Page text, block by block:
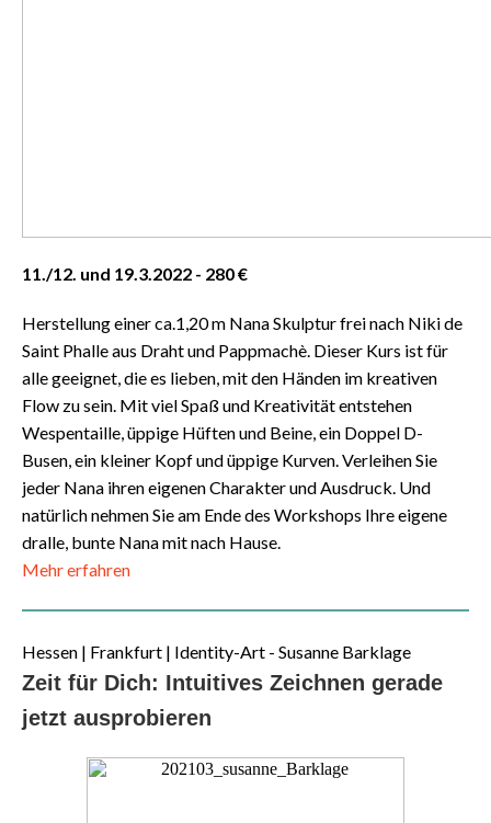
11./12. und 19.3.2022 - 280 €
Herstellung einer ca.1,20 m Nana Skulptur frei nach Niki de
Saint Phalle aus Draht und Pappmachè. Dieser Kurs ist für
alle geeignet, die es lieben, mit den Händen im kreativen
Flow zu sein. Mit viel Spaß und Kreativität entstehen
Wespentaille, üppige Hüften und Beine, ein Doppel D-
Busen, ein kleiner Kopf und üppige Kurven. Verleihen Sie
jeder Nana ihren eigenen Charakter und Ausdruck. Und
natürlich nehmen Sie am Ende des Workshops Ihre eigene
dralle, bunte Nana mit nach Hause.
Mehr erfahren
Hessen | Frankfurt | Identity-Art - Susanne Barklage
Zeit für Dich: Intuitives Zeichnen gerade
jetzt ausprobieren